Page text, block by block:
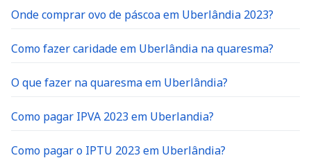
Onde comprar ovo de páscoa em Uberlândia 2023?
Como fazer caridade em Uberlândia na quaresma?
O que fazer na quaresma em Uberlândia?
Como pagar IPVA 2023 em Uberlandia?
Como pagar o IPTU 2023 em Uberlândia?